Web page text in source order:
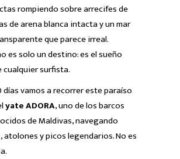
rompiendo sobre arrecifes de
de arena blanca intacta y un mar
que parece irreal.
es solo un destino: es el sueño
cualquier surfista.
días vamos a recorrer este paraíso
yate ADORA, uno de los barcos
de Maldivas, navegando
atolones y picos legendarios. No es